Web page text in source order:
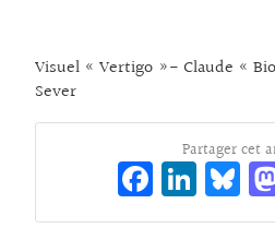
Visuel « Vertigo »- Claude «
Sever
Partager cet
Fa
ce
Li
n
Bl
ue